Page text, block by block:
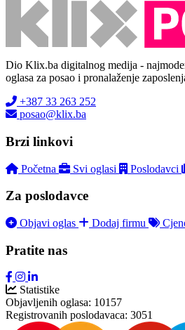
Dio Klix.ba digitalnog medija -
oglasa za posao i pronalaženje
+387 33 263 252
posao@klix.ba
Brzi linkovi
Početna Svi oglasi Poslodavci
Za poslodavce
Objavi oglas Dodaj firmu
Pratite nas
Statistike
Objavljenih oglasa: 10157
Registrovanih poslodavaca: 3051